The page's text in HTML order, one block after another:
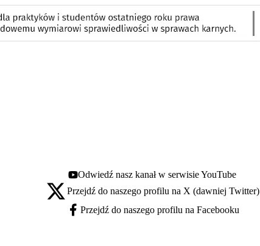
Youtube - otwiera się w nowej karcie
Odwiedź nasz kanał w serwisie YouTube
X - otwiera się w nowej karcie
Przejdź do naszego profilu na X (dawniej Twitter)
Facebook - otwiera się w nowej karcie
Przejdź do naszego profilu na Facebooku